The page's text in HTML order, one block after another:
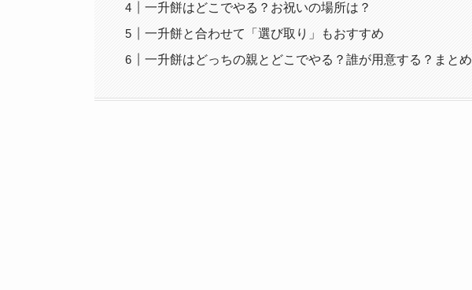
一升餅はどこでやる？お祝いの場所は？
一升餅と合わせて「選び取り」もおすすめ
一升餅はどっちの親とどこでやる？誰が用意する？まとめ